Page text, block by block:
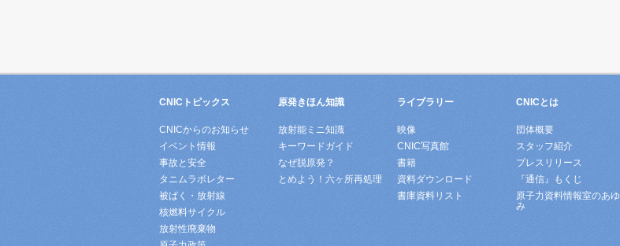
CNICトピックス
CNICからのお知らせ
イベント情報
事故と安全
タニムラボレター
被ばく・放射線
核燃料サイクル
放射性廃棄物
原発きほん知識
放射能ミニ知識
キーワードガイド
なぜ脱原発？
とめよう！六ヶ所再処理
ライブラリー
映像
CNIC写真館
書籍
資料ダウンロード
書庫資料リスト
CNICとは
団体概要
スタッフ紹介
プレスリリース
『通信』もくじ
原子力資料情報室のあゆ
み